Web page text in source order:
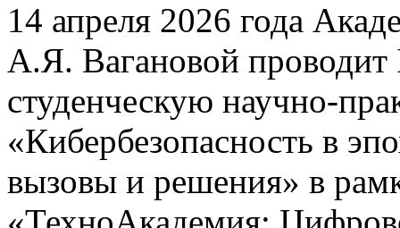
14 апреля 2026 года
А.Я. Вагановой
студенческую научно-
«Кибербезопасность в
вызовы и решения» в